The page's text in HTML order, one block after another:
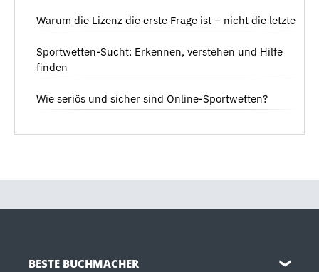
Warum die Lizenz die erste Frage ist – nicht die letzte
Sportwetten-Sucht: Erkennen, verstehen und Hilfe
finden
Wie seriös und sicher sind Online-Sportwetten?
BESTE BUCHMACHER ❯